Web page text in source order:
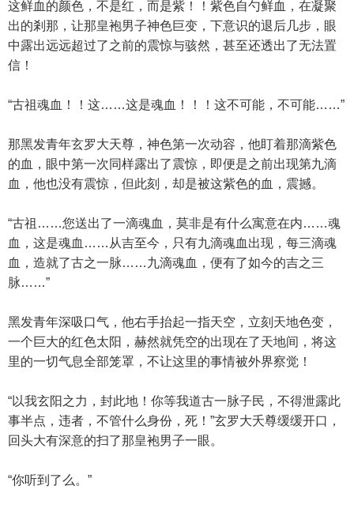
这鲜血的颜色，不是红，而是紫！！紫色自勺鲜血，在凝聚
出的剎那，让那皇袍男子神色巨变，下意识的退后几步，眼
中露出远远超过了之前的震惊与骇然，甚至还透出了无法置
信！
“古祖魂血！！这……这是魂血！！！这不可能，不可能……”
那黑发青年玄罗大天尊，神色第一次动容，他盯着那滴紫色
的血，眼中第一次同样露出了震惊，即便是之前出现第九滴
血，他也没有震惊，但此刻，却是被这紫色的血，震撼。
“古祖……您送出了一滴魂血，莫非是有什么寓意在内……魂
血，这是魂血……从吉至今，只有九滴魂血出现，每三滴魂
血，造就了古之一脉……九滴魂血，便有了如今的吉之三
脉……”
黑发青年深吸口气，他右手抬起一指天空，立刻天地色变，
一个巨大的红色太阳，赫然就凭空的出现在了天地间，将这
里的一切气息全部笼罩，不让这里的事情被外界察觉！
“以我玄阳之力，封此地！你等我道古一脉子民，不得泄露此
事半点，违者，不管什么身份，死！”玄罗大夭尊缓缓开口，
回头大有深意的扫了那皇袍男子一眼。
“你听到了么。”